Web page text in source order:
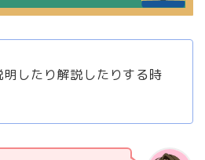
したり解説したりする時